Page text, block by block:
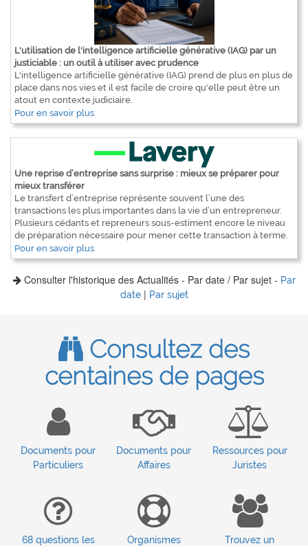
L'utilisation de l'intelligence artificielle générative (IAG) par un
justiciable : un outil à utiliser avec prudence
L'intelligence artificielle générative (IAG) prend de plus en plus de
place dans nos vies et il est facile de croire qu'elle peut être un
atout en contexte judiciaire.
Pour en savoir plus
Une reprise d’entreprise sans surprise : mieux se préparer pour
mieux transférer
Le transfert d’entreprise représente souvent l’une des
transactions les plus importantes dans la vie d’un entrepreneur.
Plusieurs cédants et repreneurs sous-estiment encore le niveau
de préparation nécessaire pour mener cette transaction à terme.
Pour en savoir plus
Consulter l'historique des Actualités - Par date / Par sujet - Par
date| Par sujet
Consultez des
centaines de pages
Documents pour
Particuliers
Documents pour
Affaires
Ressources pour
Juristes
68 questions les
Organismes
Trouvez un